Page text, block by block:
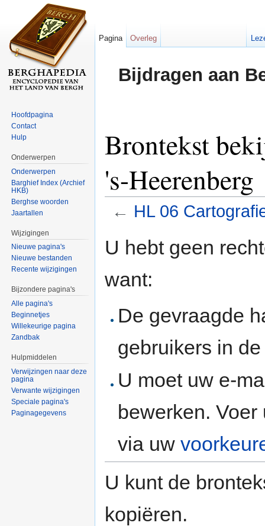
Bijdragen aan
Brontekst
's-Heerenberg
← HL 06
U hebt geen
want:
De gevraagde
gebruikers in
U moet uw e-
bewerken.
via uw
U kunt de
kopiëren.
Pagina Overleg
Hoofdpagina
Contact
Hulp
Onderwerpen
Onderwerpen
Barghief Index (Archief
HKB)
Berghse woorden
Jaartallen
Wijzigingen
Nieuwe pagina's
Nieuwe bestanden
Recente wijzigingen
Bijzondere pagina's
Alle pagina's
Beginnetjes
Willekeurige pagina
Zandbak
Hulpmiddelen
Verwijzingen naar deze
pagina
Verwante wijzigingen
Speciale pagina's
Paginagegevens